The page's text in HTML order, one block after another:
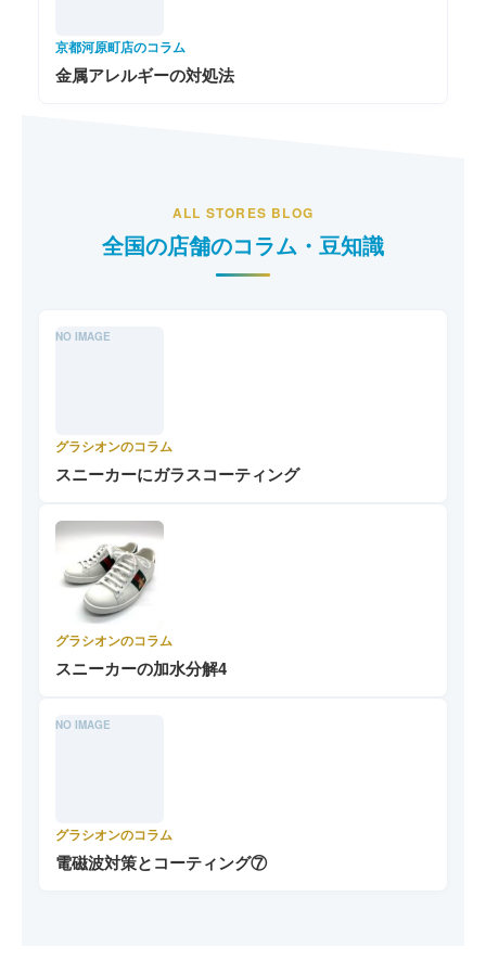
京都河原町店のコラム
金属アレルギーの対処法
ALL STORES BLOG
全国の店舗のコラム・豆知識
NO IMAGE
グラシオンのコラム
スニーカーにガラスコーティング
グラシオンのコラム
スニーカーの加水分解4
NO IMAGE
グラシオンのコラム
電磁波対策とコーティング⑦